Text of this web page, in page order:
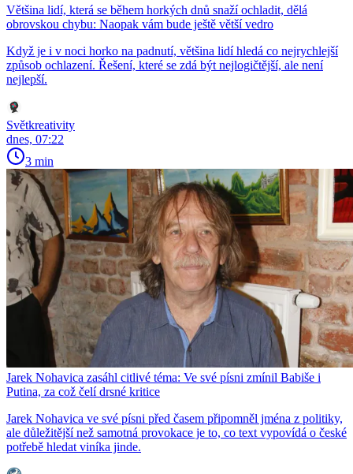
Většina lidí, která se během horkých dnů snaží ochladit, dělá
obrovskou chybu: Naopak vám bude ještě větší vedro
Když je i v noci horko na padnutí, většina lidí hledá co nejrychlejší
způsob ochlazení. Řešení, které se zdá být nejlogičtější, ale není
nejlepší.
Světkreativity
dnes, 07:22
3 min
Jarek Nohavica zasáhl citlivé téma: Ve své písni zmínil Babiše i
Putina, za což čelí drsné kritice
Jarek Nohavica ve své písni před časem připomněl jména z politiky,
ale důležitější než samotná provokace je to, co text vypovídá o české
potřebě hledat viníka jinde.